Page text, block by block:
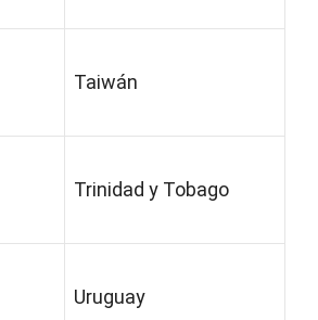
Taiwán
Trinidad y Tobago
Uruguay